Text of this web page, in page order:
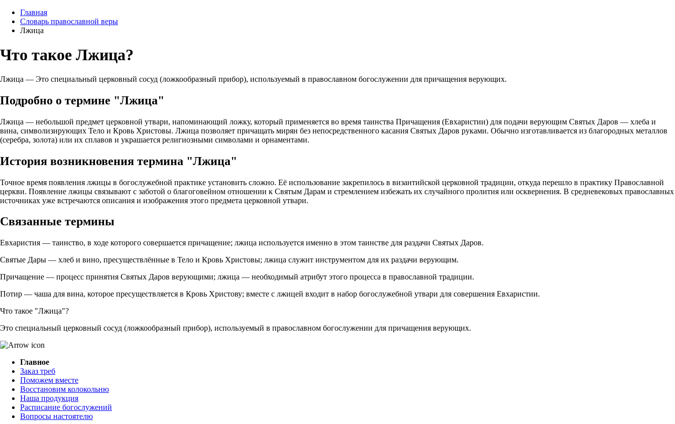
Главная
Словарь православной веры
Лжица
Что такое Лжица?
Лжица — Это специальный церковный сосуд (ложкообразный прибор), используемый в православном богослужении для причащения верующих.
Подробно о термине "Лжица"
Лжица — небольшой предмет церковной утвари, напоминающий ложку, который применяется во время таинства Причащения (Евхаристии) для подачи верующим Святых Даров — хлеба и
вина, символизирующих Тело и Кровь Христовы. Лжица позволяет причащать мирян без непосредственного касания Святых Даров руками. Обычно изготавливается из благородных металлов
(серебра, золота) или их сплавов и украшается религиозными символами и орнаментами.
История возникновения термина "Лжица"
Точное время появления лжицы в богослужебной практике установить сложно. Её использование закрепилось в византийской церковной традиции, откуда перешло в практику Православной
церкви. Появление лжицы связывают с заботой о благоговейном отношении к Святым Дарам и стремлением избежать их случайного пролития или осквернения. В средневековых православных
источниках уже встречаются описания и изображения этого предмета церковной утвари.
Связанные термины
Евхаристия — таинство, в ходе которого совершается причащение; лжица используется именно в этом таинстве для раздачи Святых Даров.
Святые Дары — хлеб и вино, пресуществлённые в Тело и Кровь Христовы; лжица служит инструментом для их раздачи верующим.
Причащение — процесс принятия Святых Даров верующими; лжица — необходимый атрибут этого процесса в православной традиции.
Потир — чаша для вина, которое пресуществляется в Кровь Христову; вместе с лжицей входит в набор богослужебной утвари для совершения Евхаристии.
Что такое "Лжица"?
Это специальный церковный сосуд (ложкообразный прибор), используемый в православном богослужении для причащения верующих.
Главное
Заказ треб
Поможем вместе
Восстановим колокольню
Наша продукция
Расписание богослужений
Вопросы настоятелю